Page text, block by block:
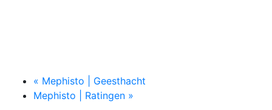
« Mephisto | Geesthacht
Mephisto | Ratingen »